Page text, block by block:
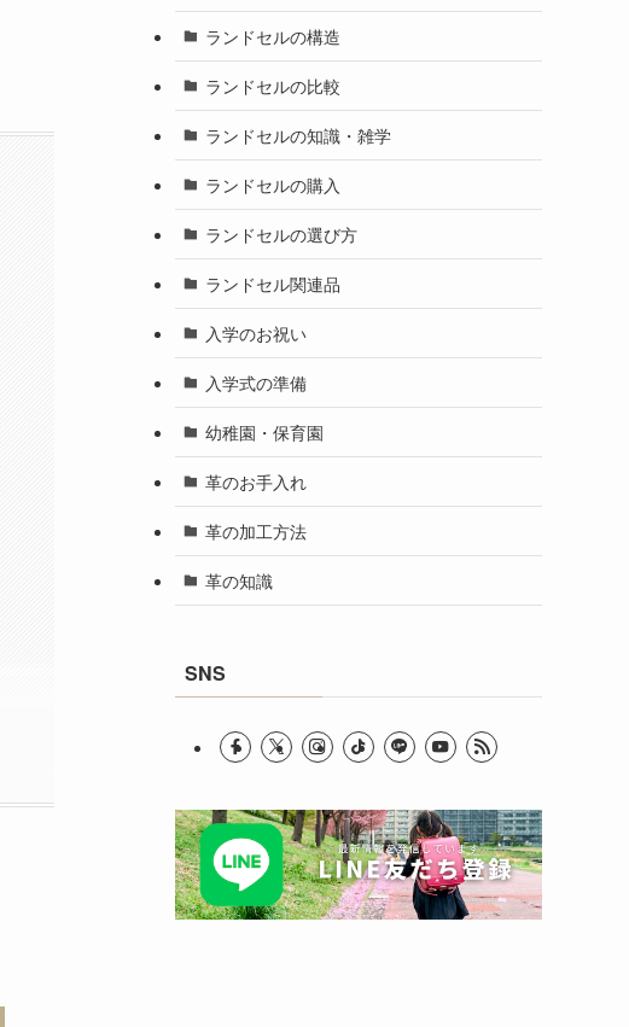
ランドセルの構造
ランドセルの比較
ランドセルの知識・雑学
ランドセルの購入
ランドセルの選び方
ランドセル関連品
入学のお祝い
入学式の準備
幼稚園・保育園
革のお手入れ
革の加工方法
革の知識
SNS